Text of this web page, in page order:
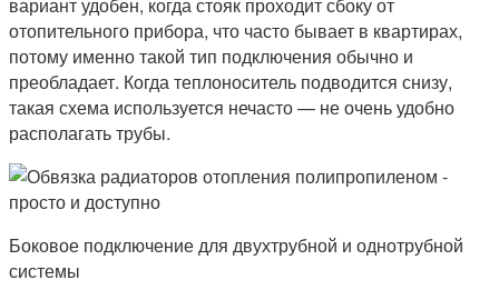
вариант удобен, когда стояк проходит сбоку от
отопительного прибора, что часто бывает в квартирах,
потому именно такой тип подключения обычно и
преобладает. Когда теплоноситель подводится снизу,
такая схема используется нечасто — не очень удобно
располагать трубы.
Боковое подключение для двухтрубной и однотрубной
системы